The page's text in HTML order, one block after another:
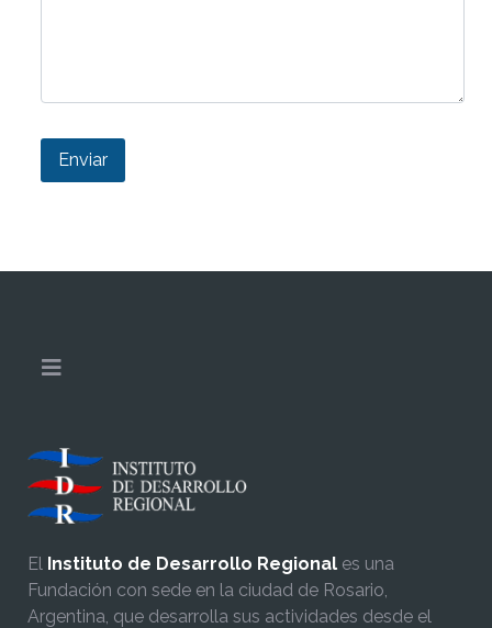
Enviar
El Instituto de Desarrollo Regional es una
Fundación con sede en la ciudad de Rosario,
Argentina, que desarrolla sus actividades desde el